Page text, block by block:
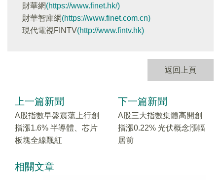
財華網(https://www.finet.hk/)
財華智庫網(https://www.finet.com.cn)
現代電視FINTV(http://www.fintv.hk)
返回上頁
上一篇新聞
A股指數早盤震蕩上行創
指漲1.6% 半導體、芯片
板塊全線飄紅
下一篇新聞
A股三大指數集體高開創
指漲0.22% 光伏概念漲幅
居前
相關文章